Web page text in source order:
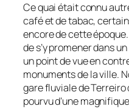
Ce quai était connu
café et de tabac,
encore de cette
de s’y promener dans
un point de vue en
monuments de la ville.
gare fluviale de Terreiro
pourvu d’une